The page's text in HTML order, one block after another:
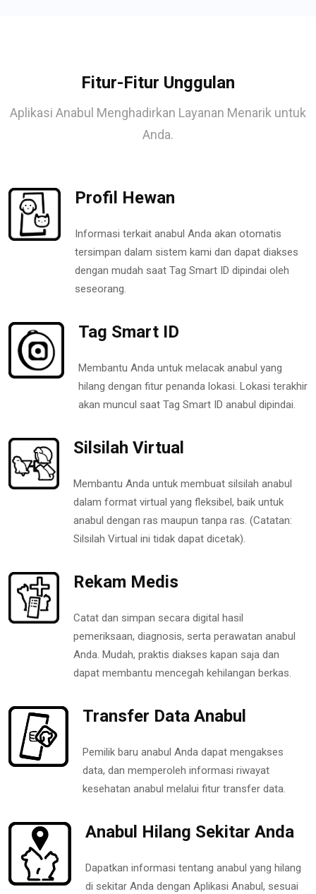
Fitur-Fitur Unggulan
Aplikasi Anabul Menghadirkan Layanan Menarik untuk
Anda.
Profil Hewan
Informasi terkait anabul Anda akan otomatis
tersimpan dalam sistem kami dan dapat diakses
dengan mudah saat Tag Smart ID dipindai oleh
seseorang.
Tag Smart ID
Membantu Anda untuk melacak anabul yang
hilang dengan fitur penanda lokasi. Lokasi terakhir
akan muncul saat Tag Smart ID anabul dipindai.
Silsilah Virtual
Membantu Anda untuk membuat silsilah anabul
dalam format virtual yang fleksibel, baik untuk
anabul dengan ras maupun tanpa ras. (Catatan:
Silsilah Virtual ini tidak dapat dicetak).
Rekam Medis
Catat dan simpan secara digital hasil
pemeriksaan, diagnosis, serta perawatan anabul
Anda. Mudah, praktis diakses kapan saja dan
dapat membantu mencegah kehilangan berkas.
Transfer Data Anabul
Pemilik baru anabul Anda dapat mengakses
data, dan memperoleh informasi riwayat
kesehatan anabul melalui fitur transfer data.
Anabul Hilang Sekitar Anda
Dapatkan informasi tentang anabul yang hilang
di sekitar Anda dengan Aplikasi Anabul, sesuai